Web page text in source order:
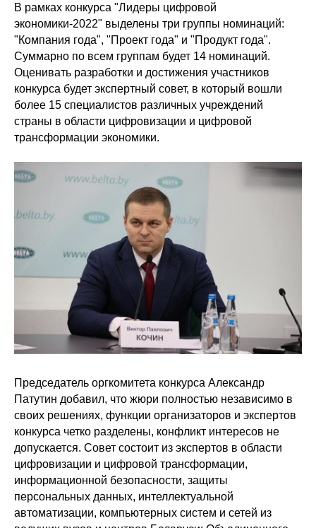
В рамках конкурса "Лидеры цифровой
экономики-2022" выделены три группы номинаций:
"Компания года", "Проект года" и "Продукт года".
Суммарно по всем группам будет 14 номинаций.
Оценивать разработки и достижения участников
конкурса будет экспертный совет, в который вошли
более 15 специалистов различных учреждений
страны в области цифровизации и цифровой
трансформации экономики.
Председатель оргкомитета конкурса Александр
Патутин добавил, что жюри полностью независимо в
своих решениях, функции организаторов и экспертов
конкурса четко разделены, конфликт интересов не
допускается. Совет состоит из экспертов в области
цифровизации и цифровой трансформации,
информационной безопасности, защиты
персональных данных, интеллектуальной
автоматизации, компьютерных систем и сетей из